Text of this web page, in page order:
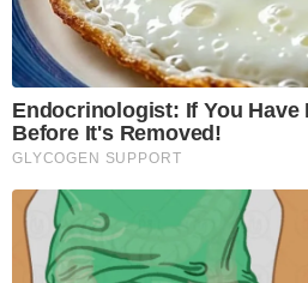
Endocrinologist: If You Have
Before It's Removed!
GLYCOGEN SUPPORT